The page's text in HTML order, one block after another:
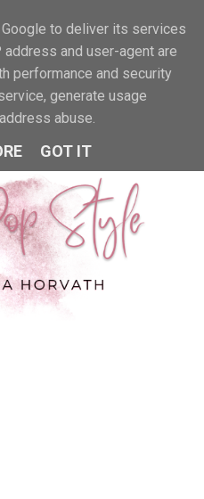
to deliver its services
address and user-agent are
performance and security
generate usage
abuse.
GOT IT